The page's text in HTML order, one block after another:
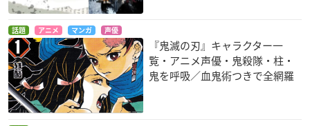
話題 アニメ マンガ 声優
『鬼滅の刃』キャラクター一
覧・アニメ声優・鬼殺隊・柱・
鬼を呼吸／血鬼術つきで全網羅